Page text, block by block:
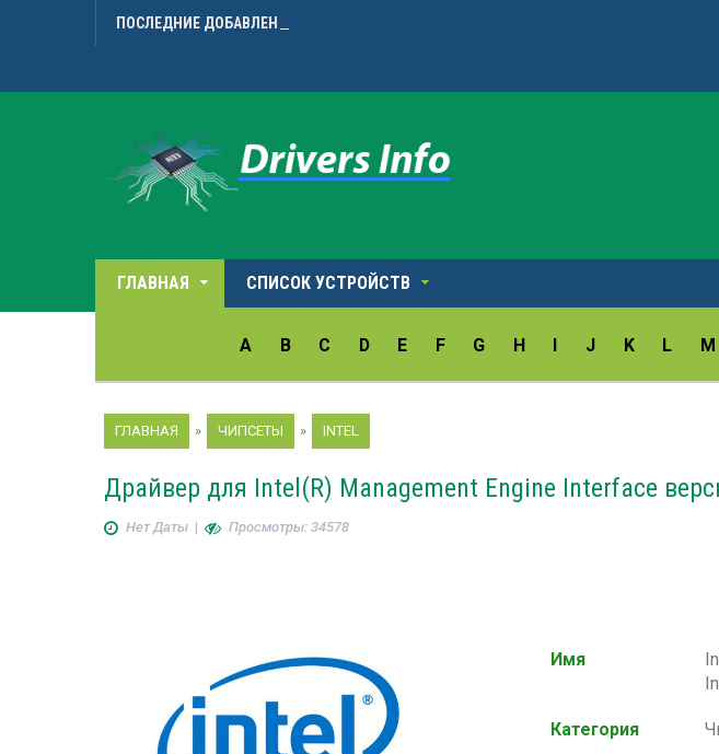
ПОСЛЕДНИЕ ДОБАВЛЕННЫЕ ДРАЙВЕРА
ГЛАВНАЯ СПИСОК УСТРОЙСТВ
A B C D E F G H J K L M
ГЛАВНАЯ » ЧИПСЕТЫ » INTEL
Драйвер для Intel(R) Management Engine Interface
Нет Даты | Просмотры: 34578
Имя
Категория